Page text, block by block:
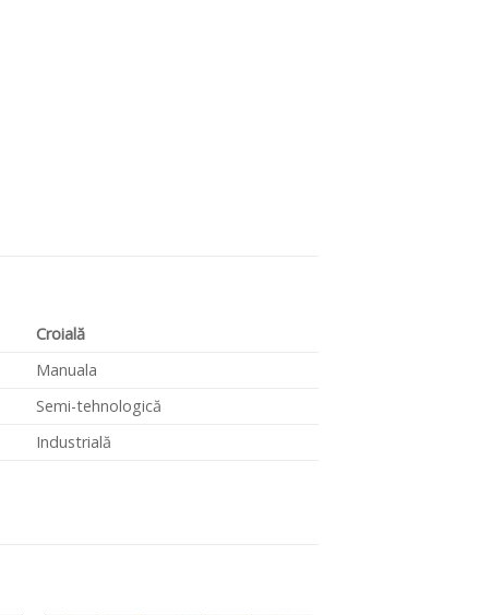
Croială
Manuala
Semi-tehnologică
Industrială